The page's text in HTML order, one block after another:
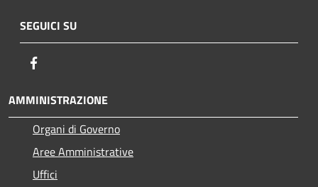
SEGUICI SU
AMMINISTRAZIONE
Organi di Governo
Aree Amministrative
Uffici